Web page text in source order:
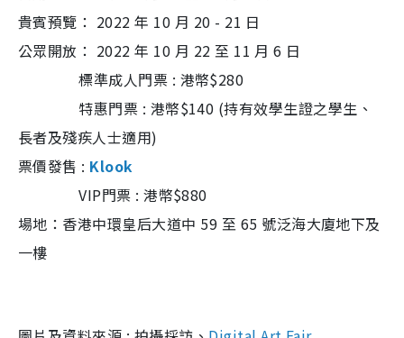
貴賓預覽： 2022 年 10 月 20 - 21 日
公眾開放： 2022 年 10 月 22 至 11 月 6 日
標準成人門票 : 港幣$280
特惠門票 : 港幣$140 (持有效學生證之學生、
長者及殘疾人士適用)
票價發售 : Klook
VIP門票 : 港幣$880
場地：香港中環皇后大道中 59 至 65 號泛海大廈地下及
一樓